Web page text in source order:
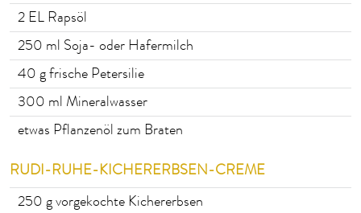
2 EL Rapsöl
250 ml Soja- oder Hafermilch
40 g frische Petersilie
300 ml Mineralwasser
etwas Pflanzenöl zum Braten
RUDI-RUHE-KICHERERBSEN-CREME
250 g vorgekochte Kichererbsen